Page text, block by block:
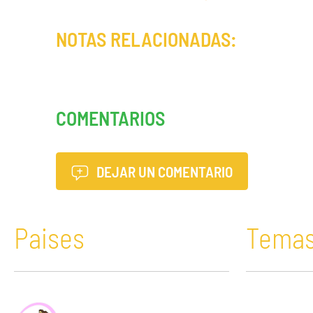
NOTAS RELACIONADAS:
COMENTARIOS
DEJAR UN COMENTARIO
Paises
África
Acaparamiento de tierras